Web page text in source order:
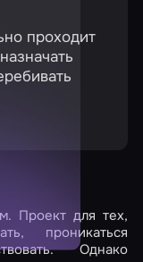
проходит
Проект для тех,
проникаться
Однако